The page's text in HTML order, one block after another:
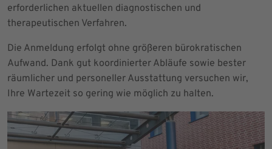
erforderlichen aktuellen diagnostischen und
therapeutischen Verfahren.
Die Anmeldung erfolgt ohne größeren bürokratischen
Aufwand. Dank gut koordinierter Abläufe sowie bester
räumlicher und personeller Ausstattung versuchen wir,
Ihre Wartezeit so gering wie möglich zu halten.